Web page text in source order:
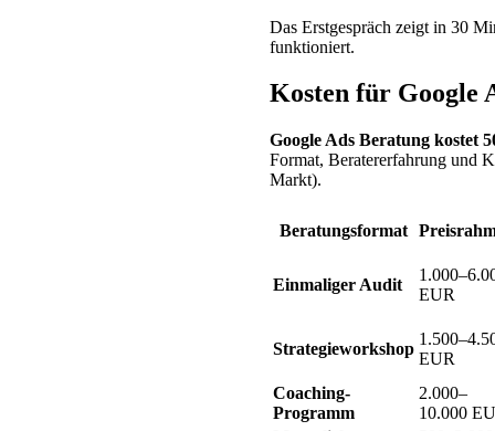
Das Erstgespräch zeigt in 30
funktioniert.
Kosten für Google
Google Ads Beratung kostet
Format, Beratererfahrung und
Markt).
Beratungsformat
Einmaliger Audit
EUR
Strategieworkshop
EUR
Coaching-
Programm
2.000–
10.000